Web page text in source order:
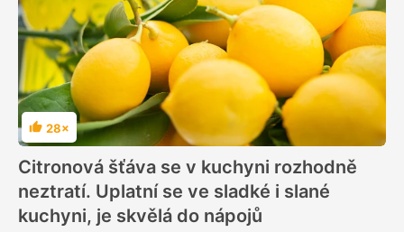
Hodnocení
28×
Citronová šťáva se v kuchyni rozhodně
neztratí. Uplatní se ve sladké i slané
kuchyni, je skvělá do nápojů